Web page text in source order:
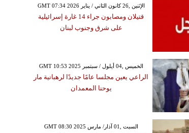
GMT 07:34 2026 الإثنين ,26 كانون الثاني / يناير
قتيلان ومصابون جراء 14 غارة إسرائيلية
على شرق وجنوب لبنان
GMT 10:53 2025 الخميس ,04 أيلول / سبتمبر
الراعي يعين مجلسا عامًا جديدًا لرهبانية مار
يوحنا المعمدان
GMT 08:30 2025 السبت ,01 آذار/ مارس